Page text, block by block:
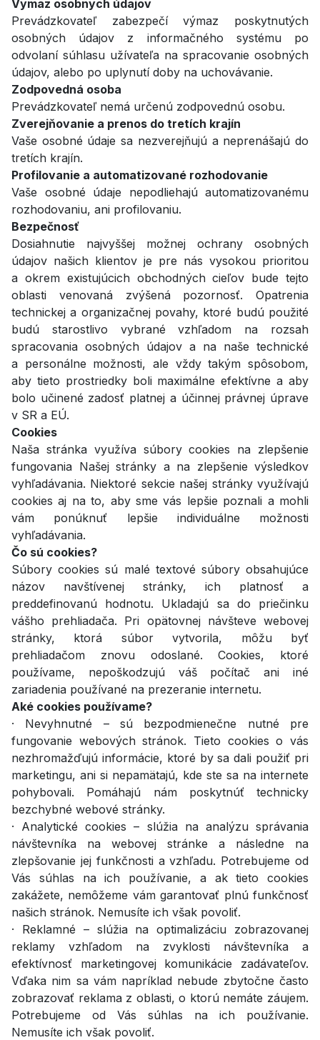
Výmaz osobných údajov
Prevádzkovateľ zabezpečí výmaz poskytnutých
osobných údajov z informačného systému po
odvolaní súhlasu užívateľa na spracovanie osobných
údajov, alebo po uplynutí doby na uchovávanie.
Zodpovedná osoba
Prevádzkovateľ nemá určenú zodpovednú osobu.
Zverejňovanie a prenos do tretích krajín
Vaše osobné údaje sa nezverejňujú a neprenášajú do
tretích krajín.
Profilovanie a automatizované rozhodovanie
Vaše osobné údaje nepodliehajú automatizovanému
rozhodovaniu, ani profilovaniu.
Bezpečnosť
Dosiahnutie najvyššej možnej ochrany osobných
údajov našich klientov je pre nás vysokou prioritou
a okrem existujúcich obchodných cieľov bude tejto
oblasti venovaná zvýšená pozornosť. Opatrenia
technickej a organizačnej povahy, ktoré budú použité
budú starostlivo vybrané vzhľadom na rozsah
spracovania osobných údajov a na naše technické
a personálne možnosti, ale vždy takým spôsobom,
aby tieto prostriedky boli maximálne efektívne a aby
bolo učinené zadosť platnej a účinnej právnej úprave
v SR a EÚ.
Cookies
Naša stránka využíva súbory cookies na zlepšenie
fungovania Našej stránky a na zlepšenie výsledkov
vyhľadávania. Niektoré sekcie našej stránky využívajú
cookies aj na to, aby sme vás lepšie poznali a mohli
vám ponúknuť lepšie individuálne možnosti
vyhľadávania.
Čo sú cookies?
Súbory cookies sú malé textové súbory obsahujúce
názov navštívenej stránky, ich platnosť a
preddefinovanú hodnotu. Ukladajú sa do priečinku
vášho prehliadača. Pri opätovnej návšteve webovej
stránky, ktorá súbor vytvorila, môžu byť
prehliadačom znovu odoslané. Cookies, ktoré
používame, nepoškodzujú váš počítač ani iné
zariadenia používané na prezeranie internetu.
Aké cookies používame?
· Nevyhnutné – sú bezpodmienečne nutné pre
fungovanie webových stránok. Tieto cookies o vás
nezhromažďujú informácie, ktoré by sa dali použiť pri
marketingu, ani si nepamätajú, kde ste sa na internete
pohybovali. Pomáhajú nám poskytnúť technicky
bezchybné webové stránky.
· Analytické cookies – slúžia na analýzu správania
návštevníka na webovej stránke a následne na
zlepšovanie jej funkčnosti a vzhľadu. Potrebujeme od
Vás súhlas na ich používanie, a ak tieto cookies
zakážete, nemôžeme vám garantovať plnú funkčnosť
našich stránok. Nemusíte ich však povoliť.
· Reklamné – slúžia na optimalizáciu zobrazovanej
reklamy vzhľadom na zvyklosti návštevníka a
efektívnosť marketingovej komunikácie zadávateľov.
Vďaka nim sa vám napríklad nebude zbytočne často
zobrazovať reklama z oblasti, o ktorú nemáte záujem.
Potrebujeme od Vás súhlas na ich používanie.
Nemusíte ich však povoliť.